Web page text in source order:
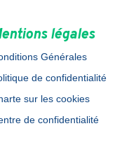
légales
Générales
de confidentialité
sur les cookies
de confidentialité